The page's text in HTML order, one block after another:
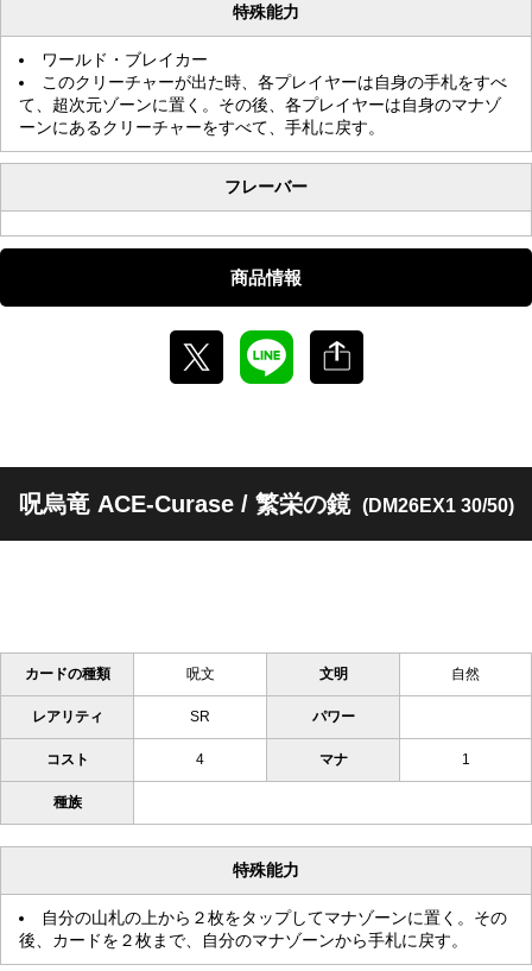
特殊能力
ワールド・ブレイカー
このクリーチャーが出た時、各プレイヤーは自身の手札をすべ
て、超次元ゾーンに置く。その後、各プレイヤーは自身のマナゾ
ーンにあるクリーチャーをすべて、手札に戻す。
フレーバー
商品情報
呪烏竜 ACE-Curase / 繁栄の鏡 (DM26EX1 30/50)
カードの種類 呪文 文明 自然
レアリティ SR パワー
コスト 4 マナ 1
種族
特殊能力
自分の山札の上から２枚をタップしてマナゾーンに置く。その
後、カードを２枚まで、自分のマナゾーンから手札に戻す。